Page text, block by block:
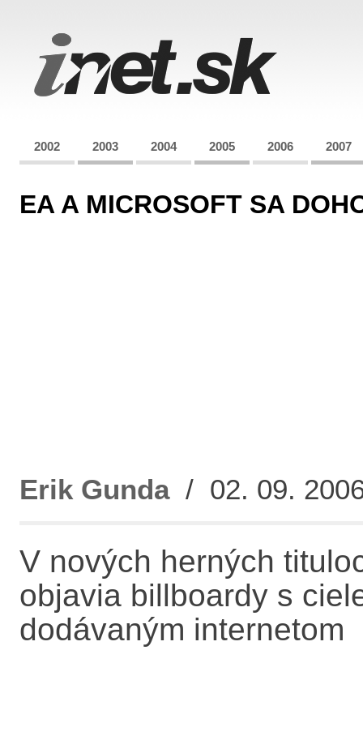
2002 2003 2004 2005 2006 2007
EA A MICROSOFT SA
Erik Gunda/ 02. 09.
V nových herných
objavia billboardy s
dodávaným internetom